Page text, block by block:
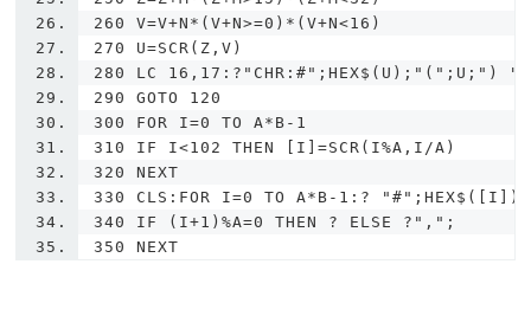
260 V=V+N*(V+N>=0)*(V+N<16)
270 U=SCR(Z,V)
280 LC 16,17:?"CHR:#";HEX$(U);"(";U;") "
290 GOTO 120
300 FOR I=0 TO A*B-1
310 IF I<102 THEN [I]=SCR(I%A,I/A)
320 NEXT
330 CLS:FOR I=0 TO A*B-1:? "#";HEX$([I]);
340 IF (I+1)%A=0 THEN ? ELSE ?",";
350 NEXT